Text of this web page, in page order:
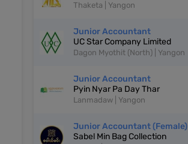
Thaketa | Yangon
Junior Accountant
UC Star Company Limited
Dagon Myothit (North) | Yangon
Junior Accountant
Pyin Nyar Pa Day Thar
Lanmadaw | Yangon
Junior Accountant (Female)
Sabel Min Bag Collection